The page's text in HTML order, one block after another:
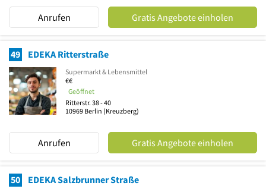
Anrufen Gratis Angebote einholen
49 EDEKA Ritterstraße
Supermarkt & Lebensmittel
€€
Geöffnet
Ritterstr. 38 - 40
10969 Berlin (Kreuzberg)
Anrufen Gratis Angebote einholen
50 EDEKA Salzbrunner Straße